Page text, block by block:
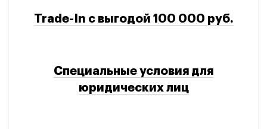
Trade-In с выгодой 100 000 руб.
Специальные условия для
юридических лиц